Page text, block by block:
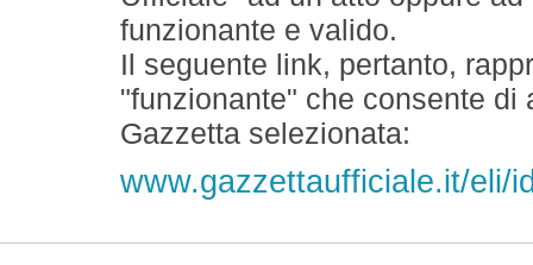
funzionante e valido.
Il seguente link, pertanto,
"funzionante" che consente
Gazzetta selezionata:
www.gazzettaufficiale.it/eli/